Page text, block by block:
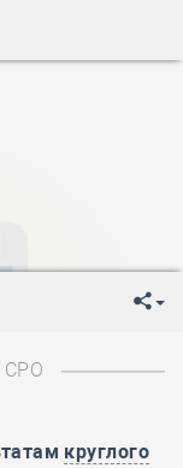
Федерации
РФ
фашистской
Федерации
от фашистской
круглого